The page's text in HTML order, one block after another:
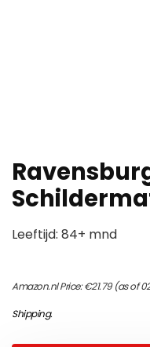
Leeftijd: 84+ mnd
Amazon.nl Price:€21.79(as of
Shipping.